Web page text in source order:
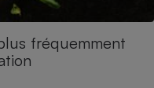
fréquemment